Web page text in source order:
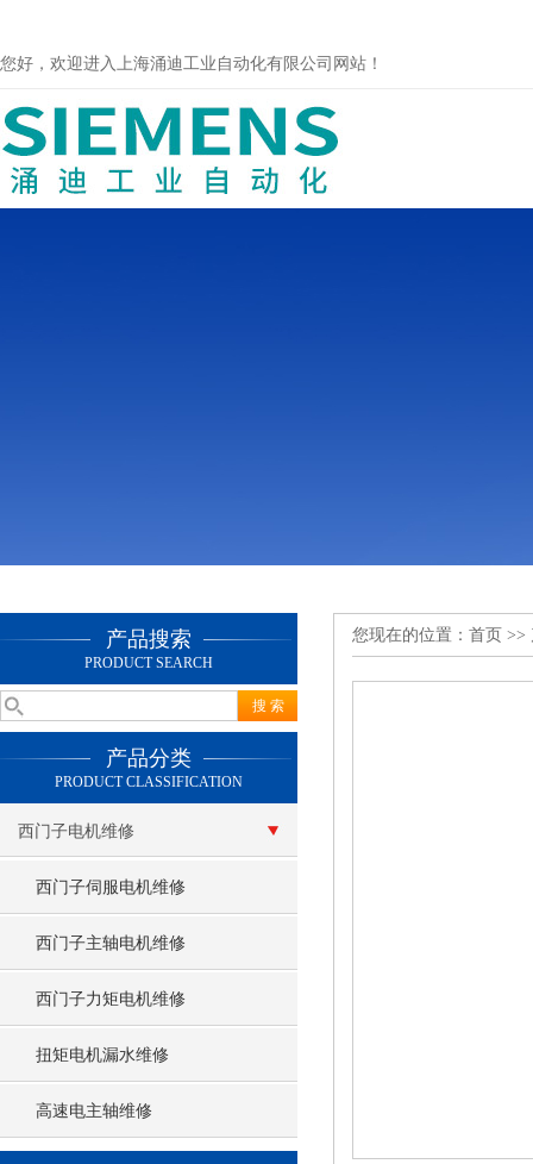
您好，欢迎进入上海涌迪工业自动化有限公司网站！
产品搜索
PRODUCT SEARCH
产品分类
PRODUCT CLASSIFICATION
西门子电机维修
西门子伺服电机维修
西门子主轴电机维修
西门子力矩电机维修
扭矩电机漏水维修
高速电主轴维修
您现在的位置： 首页 >>